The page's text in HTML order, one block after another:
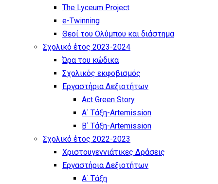
The Lyceum Project
e-Twinning
Θεοί του Ολύμπου και διάστημα
Σχολικό έτος 2023-2024
Ώρα του κώδικα
Σχολικός εκφοβισμός
Εργαστήρια Δεξιοτήτων
Act Green Story
Α΄ Τάξη-Artemission
Β΄ Τάξη-Artemission
Σχολικό έτος 2022-2023
Χριστουγεννιάτικες Δράσεις
Εργαστήρια Δεξιοτήτων
Α΄ Τάξη